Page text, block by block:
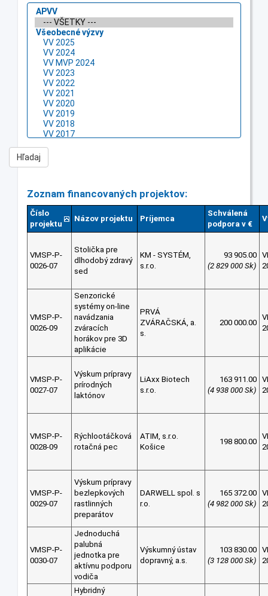
Zoznam financovaných projektov:
Číslo
projektu
Názov projektu Príjemca
Schválená
podpora v €
VMSP-P-
0026-07
Stolička pre
dlhodobý zdravý
sed
KM - SYSTÉM,
s.r.o.
93 905.00
(2 829 000 Sk)
VMSP-P-
0026-09
Senzorické
systémy on-line
navádzania
zváracích
horákov pre 3D
aplikácie
PRVÁ
ZVÁRAČSKÁ, a.
s.
200 000.00
VMSP-P-
0027-07
Výskum prípravy
prírodných
laktónov
LiAxx Biotech
s.r.o.
163 911.00
(4 938 000 Sk)
VMSP-P-
0028-09
Rýchlootáčková
rotačná pec
ATIM, s.r.o.
Košice
198 800.00
VMSP-P-
0029-07
Výskum prípravy
bezlepkových
rastlinných
preparátov
DARWELL spol. s
r.o.
165 372.00
(4 982 000 Sk)
VMSP-P-
0030-07
Jednoduchá
palubná
jednotka pre
aktívnu podporu
vodiča
Výskumný ústav
dopravný, a.s.
103 830.00
(3 128 000 Sk)
Hybridný